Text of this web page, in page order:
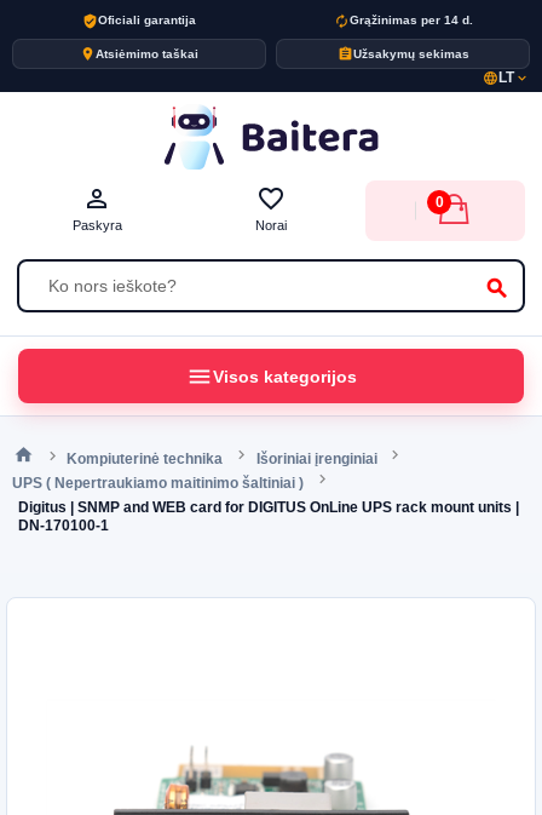
verified_userOficiali garantija autorenewGrąžinimas per 14 d.
placeAtsiėmimo taškai assignmentUžsakymų sekimas
language LTexpand_more
search
person_outline
Paskyra
favorite_border
Norai
0
menuVisos kategorijos
Kompiuterinė technika
Išoriniai įrenginiai
UPS ( Nepertraukiamo maitinimo šaltiniai )
Digitus | SNMP and WEB card for DIGITUS OnLine UPS rack mount units |
DN-170100-1